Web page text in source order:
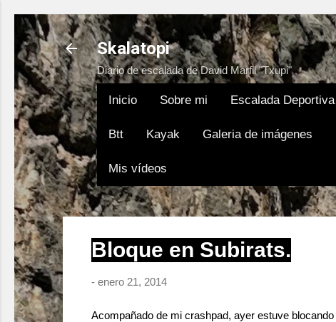
Skalatopi
Diario de escalada de David Marfil "Txupi"
Inicio Sobre mi Escalada Deportiva
Btt Kayak Galeria de imágenes
Mis vídeos
Bloque en Subirats.
- enero 21, 2014
Acompañado de mi crashpad, ayer estuve